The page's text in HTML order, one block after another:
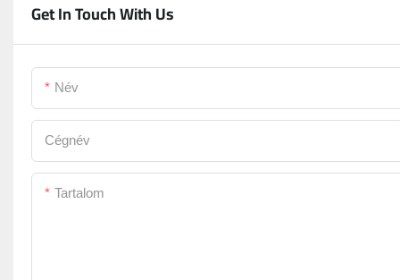
Get In Touch With Us
Név
Cégnév
Tartalom